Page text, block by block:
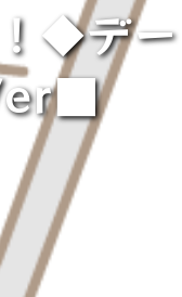
◆デー